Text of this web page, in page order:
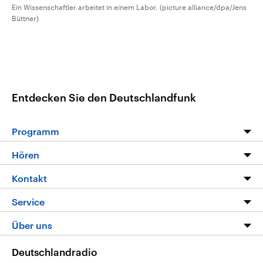
Ein Wissenschaftler arbeitet in einem Labor. (picture alliance/dpa/Jens
Büttner)
Entdecken Sie den Deutschlandfunk
Programm
Programm
Die Nachrichten
Nachrichtenleicht
Neue Beiträge auf dlf.de
Hören
Livestream
Podcasts
Deutschlandfunk App
Nachrichten App
Kontakt
Hörerservice
Service
FAQ
Veranstaltungen
Über uns
Deutschlandradio